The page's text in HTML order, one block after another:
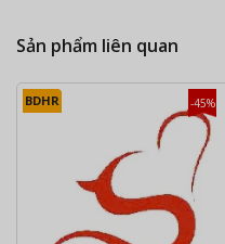
Sản phẩm liên quan
-45%
BDHR